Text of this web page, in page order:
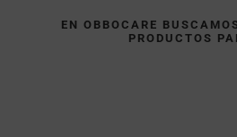
EN OBBOCARE
PRODUCTOS